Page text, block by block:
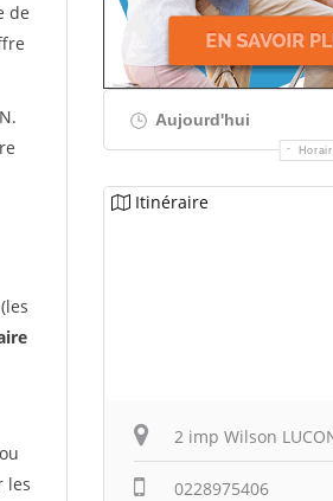
de
les
Aujourd'hui
Itinéraire
2 imp Wilson
0228975406